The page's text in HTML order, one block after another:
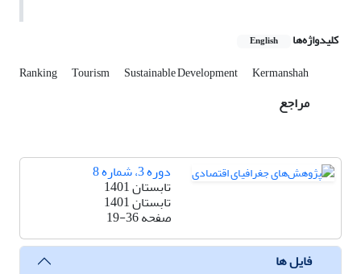
کلیدواژه‌ها English
Ranking Tourism Sustainable Development Kermanshah
مراجع
دوره 3، شماره 8
تابستان 1401
تابستان 1401
صفحه19-36
فایل ها